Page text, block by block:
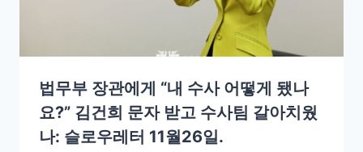
법무부 장관에게 “내 수사 어떻게 됐나
요?” 김건희 문자 받고 수사팀 갈아치웠
나: 슬로우레터 11월26일.